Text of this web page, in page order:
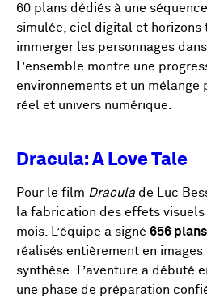
60 plans dédiés à une
simulée, ciel digital et horizons
immerger les personnages
L’ensemble montre une
environnements et un mélange
réel et univers numérique.
Dracula: A Love Tale
Pour le film Dracula de Luc
la fabrication des effets
mois. L’équipe a signé 656 plans
réalisés entièrement en images
synthèse. L’aventure a débuté
une phase de préparation